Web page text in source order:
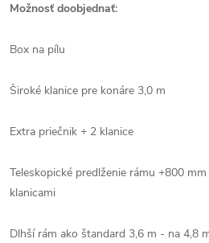
Možnosť doobjednať:
Box na pílu
Široké klanice pre konáre 3,0 m
Extra priečnik + 2 klanice
Teleskopické predlženie rámu +800
klanicami
Dlhší rám ako štandard 3,6 m - na 4,8